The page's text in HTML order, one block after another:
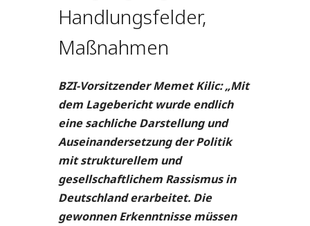
Handlungsfelder,
Maßnahmen
BZI-Vorsitzender Memet Kilic: „Mit
dem Lagebericht wurde endlich
eine sachliche Darstellung und
Auseinandersetzung der Politik
mit strukturellem und
gesellschaftlichem Rassismus in
Deutschland erarbeitet. Die
gewonnen Erkenntnisse müssen